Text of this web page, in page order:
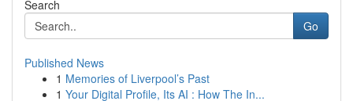
Search
Go
Published News
1 Memories of Liverpool’s Past
1 Your Digital Profile, Its AI : How The In...